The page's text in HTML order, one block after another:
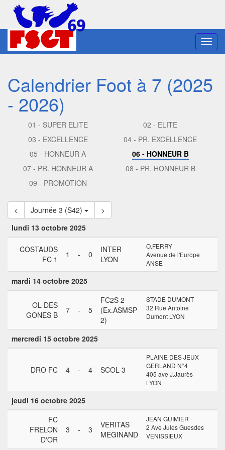
Calendrier Foot à 7 (2025
- 2026)
01 - SUPER ELITE
02 - ELITE
03 - EXCELLENCE
04 - PR. EXCELLENCE
05 - HONNEUR A
06 - HONNEUR B
07 - PR. HONNEUR A
08 - PR. HONNEUR B
09 - PROMOTION
< Journée 3 (S42)
>
lundi 13 octobre 2025
COSTAUDS
FC 1
1 - 0
INTER
LYON
O.FERRY
Avenue de l'Europe
ANSE
mardi 14 octobre 2025
OL DES
GONES B
7 - 5
FC2S 2
(Ex.ASMSP
2)
STADE DUMONT
32 Rue Antoine
Dumont LYON
mercredi 15 octobre 2025
DRO FC 4 - 4 SCOL 3
PLAINE DES JEUX
GERLAND N°4
405 ave J.Jaurès
LYON
jeudi 16 octobre 2025
FC
FRELON
D'OR
3 - 3
VERITAS
MEGINAND
JEAN GUIMIER
2 Ave Jules Guesdes
VENISSIEUX